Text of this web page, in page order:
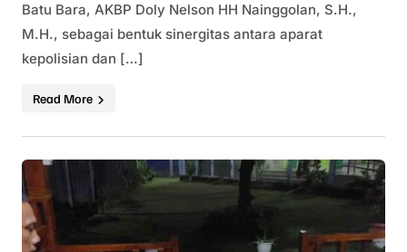
Batu Bara, AKBP Doly Nelson HH Nainggolan, S.H.,
M.H., sebagai bentuk sinergitas antara aparat
kepolisian dan […]
Read More